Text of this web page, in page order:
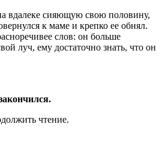
вдалеке сияющую свою половину,
к маме и крепко ее обнял.
слов: он больше
луч, ему достаточно знать, что он
чтение.